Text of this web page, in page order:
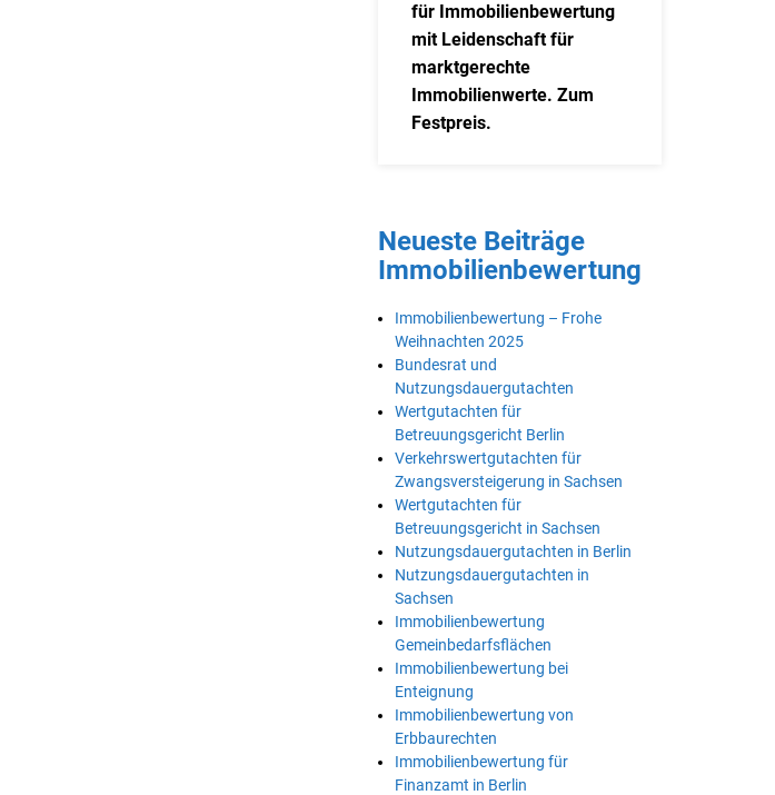
für Immobilienbewertung
mit Leidenschaft für
marktgerechte
Immobilienwerte. Zum
Festpreis.
Neueste Beiträge
Immobilienbewertung
Immobilienbewertung – Frohe
Weihnachten 2025
Bundesrat und
Nutzungsdauergutachten
Wertgutachten für
Betreuungsgericht Berlin
Verkehrswertgutachten für
Zwangsversteigerung in Sachsen
Wertgutachten für
Betreuungsgericht in Sachsen
Nutzungsdauergutachten in Berlin
Nutzungsdauergutachten in
Sachsen
Immobilienbewertung
Gemeinbedarfsflächen
Immobilienbewertung bei
Enteignung
Immobilienbewertung von
Erbbaurechten
Immobilienbewertung für
Finanzamt in Berlin